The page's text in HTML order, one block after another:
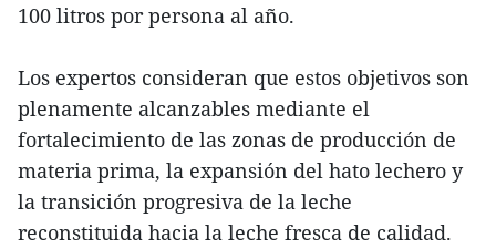
100 litros por persona al año.
Los expertos consideran que estos objetivos son
plenamente alcanzables mediante el
fortalecimiento de las zonas de producción de
materia prima, la expansión del hato lechero y
la transición progresiva de la leche
reconstituida hacia la leche fresca de calidad.